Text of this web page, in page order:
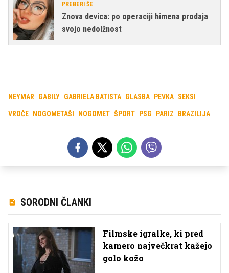
PREBERI ŠE
Znova devica: po operaciji himena prodaja
svojo nedolžnost
NEYMAR GABILY GABRIELA BATISTA GLASBA PEVKA SEKSI
VROČE NOGOMETAŠI NOGOMET ŠPORT PSG PARIZ BRAZILIJA
SORODNI ČLANKI
Filmske igralke, ki pred
kamero največkrat kažejo
golo kožo